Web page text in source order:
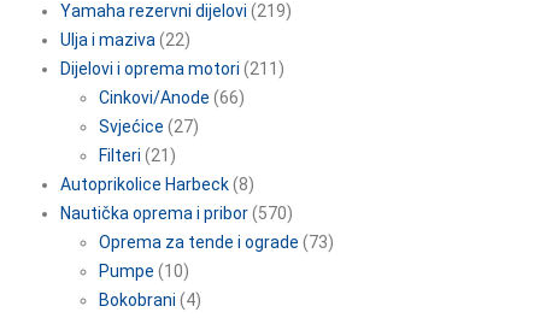
Yamaha rezervni dijelovi (219)
Ulja i maziva (22)
Dijelovi i oprema motori (211)
Cinkovi/Anode (66)
Svjećice (27)
Filteri (21)
Autoprikolice Harbeck(8)
Nautička oprema i pribor(570)
Oprema za tende i ograde (73)
Pumpe (10)
Bokobrani (4)